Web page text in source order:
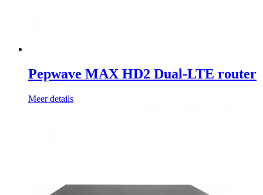
Pepwave MAX HD2 Dual-LTE router
Meer details